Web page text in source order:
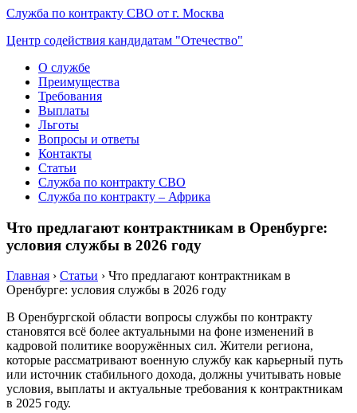
Служба по контракту СВО от г. Москва
Центр содействия кандидатам "Отечество"
О службе
Преимущества
Требования
Выплаты
Льготы
Вопросы и ответы
Контакты
Статьи
Служба по контракту СВО
Служба по контракту – Африка
Что предлагают контрактникам в Оренбурге:
условия службы в 2026 году
Главная › Статьи › Что предлагают контрактникам в
Оренбурге: условия службы в 2026 году
В Оренбургской области вопросы службы по контракту
становятся всё более актуальными на фоне изменений в
кадровой политике вооружённых сил. Жители региона,
которые рассматривают военную службу как карьерный путь
или источник стабильного дохода, должны учитывать новые
условия, выплаты и актуальные требования к контрактникам
в 2025 году.